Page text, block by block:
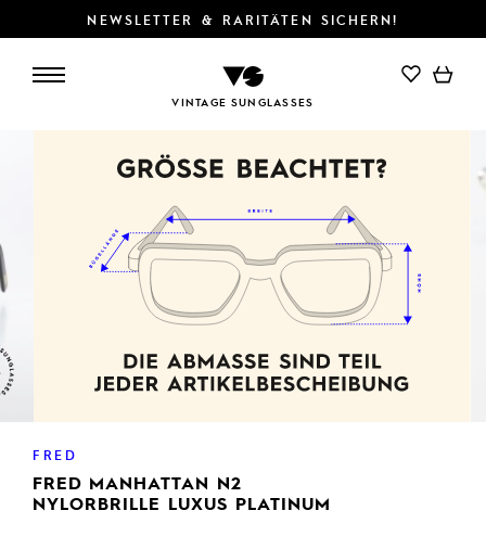
NEWSLETTER & RARITÄTEN SICHERN!
VINTAGE SUNGLASSES
FRED
FRED MANHATTAN N2
NYLORBRILLE LUXUS PLATINUM